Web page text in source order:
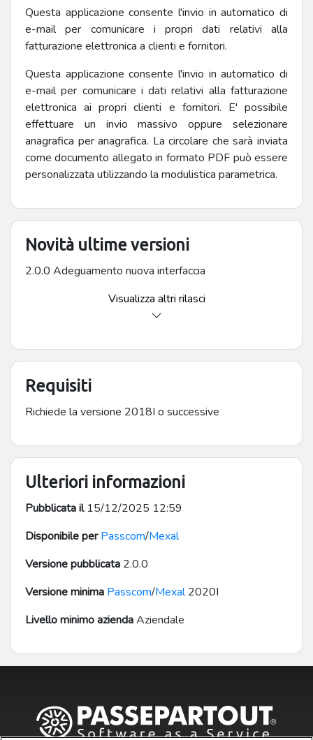
Questa applicazione consente l'invio in automatico di
e-mail per comunicare i propri dati relativi alla
fatturazione elettronica a clienti e fornitori.
Questa applicazione consente l'invio in automatico di
e-mail per comunicare i dati relativi alla fatturazione
elettronica ai propri clienti e fornitori. E' possibile
effettuare un invio massivo oppure selezionare
anagrafica per anagrafica. La circolare che sarà inviata
come documento allegato in formato PDF può essere
personalizzata utilizzando la modulistica parametrica.
Novità ultime versioni
2.0.0 Adeguamento nuova interfaccia
Visualizza altri rilasci
Requisiti
Richiede la versione 2018I o successive
Ulteriori informazioni
Pubblicata il15/12/2025 12:59
Disponibile per Passcom/Mexal
Versione pubblicata 2.0.0
Versione minima Passcom/Mexal2020I
Livello minimo aziendaAziendale